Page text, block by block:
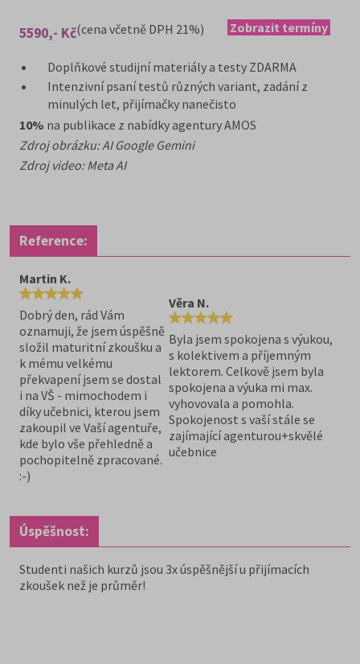
5590,- Kč(cena včetně DPH 21%) Zobrazit termíny
Doplňkové studijní materiály a testy ZDARMA
Intenzivní psaní testů různých variant, zadání z
minulých let, přijímačky nanečisto
10% na publikace z nabídky agentury AMOS
Zdroj obrázku: AI Google Gemini
Zdroj video: Meta AI
Reference:
Martin K.
Dobrý den, rád Vám
oznamuji, že jsem úspěšně
složil maturitní zkoušku a
k mému velkému
překvapení jsem se dostal
i na VŠ - mimochodem i
díky učebnici, kterou jsem
zakoupil ve Vaší agentuře,
kde bylo vše přehledně a
pochopitelně zpracované.
:-)
Věra N.
Byla jsem spokojena s výukou,
s kolektivem a příjemným
lektorem. Celkově jsem byla
spokojena a výuka mi max.
vyhovovala a pomohla.
Spokojenost s vaší stále se
zajímající agenturou+skvělé
učebnice
Úspěšnost:
Studenti našich kurzů jsou 3x úspěšnější u přijímacích
zkoušek než je průměr!